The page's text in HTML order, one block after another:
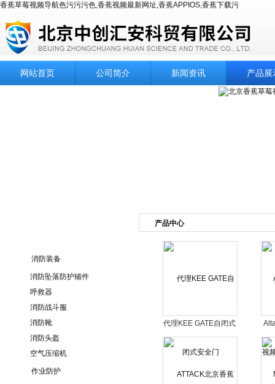
香蕉草莓视频导航色污污污色,香蕉视频最新网址,香蕉APPIOS,香蕉下载污
网站首页 公司简介 新闻资讯 产品展
消防装备
消防坠落防护辅件
呼救器
消防战斗服
消防靴
消防头盔
空气压缩机
作业防护
产品中心
代理KEE GATE自闭式
安全门
频